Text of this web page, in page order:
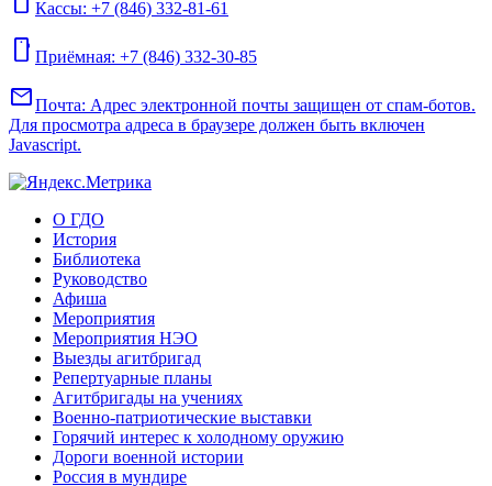
Кассы: +7 (846) 332-81-61
mobile Приёмная: +7 (846) 332-30-85
mailПочта: Адрес электронной почты защищен от спам-ботов.
Для просмотра адреса в браузере должен быть включен
Javascript.
О ГДО
История
Библиотека
Руководство
Афиша
Мероприятия
Мероприятия НЭО
Выезды агитбригад
Репертуарные планы
Агитбригады на учениях
Военно-патриотические выставки
Горячий интерес к холодному оружию
Дороги военной истории
Россия в мундире